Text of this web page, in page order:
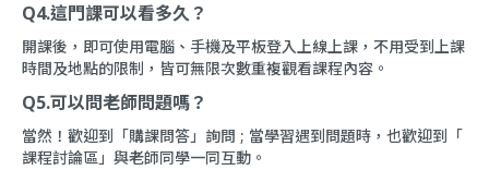
Q4.這門課可以看多久？
開課後，即可使用電腦、手機及平板登入上線上課，不用受到上課
時間及地點的限制，皆可無限次數重複觀看課程內容。
Q5.可以問老師問題嗎？
當然！歡迎到「購課問答」詢問 ; 當學習遇到問題時，也歡迎到「
課程討論區」與老師同學一同互動。